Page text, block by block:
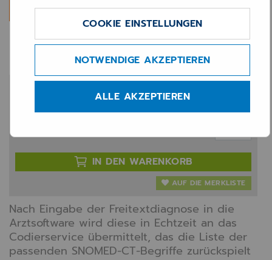
INNO Diagnosencodierung
1.437,50 €
IN DEN WARENKORB
AUF DIE MERKLISTE
Nach Eingabe der Freitextdiagnose in die
Arztsoftware wird diese in Echtzeit an das
Codierservice übermittelt, das die Liste der
passenden SNOMED-CT-Begriffe zurückspielt
COOKIE EINSTELLUNGEN
NOTWENDIGE AKZEPTIEREN
ALLE AKZEPTIEREN